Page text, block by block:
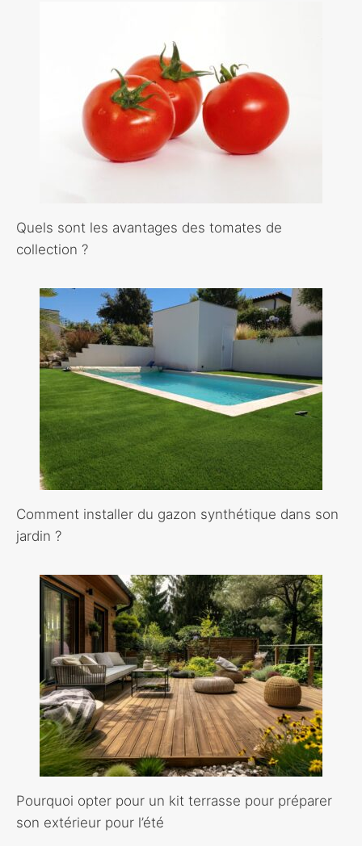
Quels sont les avantages des tomates de
collection ?
Comment installer du gazon synthétique dans son
jardin ?
Pourquoi opter pour un kit terrasse pour préparer
son extérieur pour l’été